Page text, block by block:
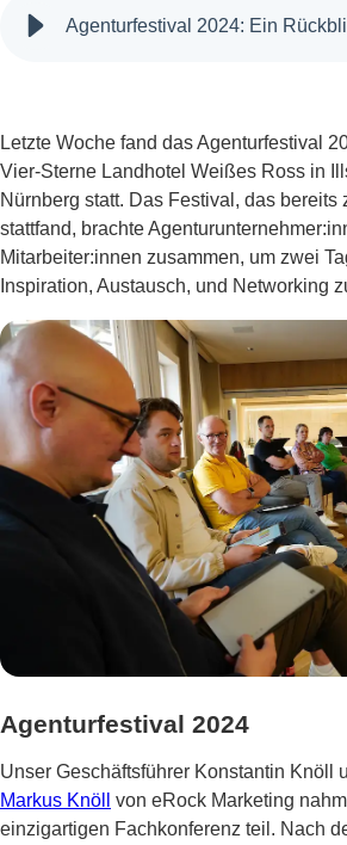
Letzte Woche fand das Agenturfestival
Vier-Sterne Landhotel Weißes Ross in
Nürnberg statt. Das Festival, das bereits
stattfand, brachte
Mitarbeiter:innen zusammen, um zwei
Inspiration, Austausch, und Networking
Agenturfestival 2024
Unser Geschäftsführer Konstantin Knöll
Markus Knöll
von eRock Marketing
einzigartigen Fachkonferenz teil. Nach